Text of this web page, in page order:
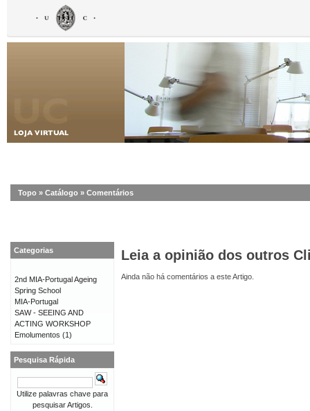
Topo » Catálogo » Comentários
Leia a opinião dos outros
Ainda não há comentários a este Artigo.
Categorias
2nd MIA-Portugal Ageing
Spring School
MIA-Portugal
SAW - SEEING AND
ACTING WORKSHOP
Emolumentos (1)
Pesquisa Rápida
Utilize palavras chave para
pesquisar Artigos.